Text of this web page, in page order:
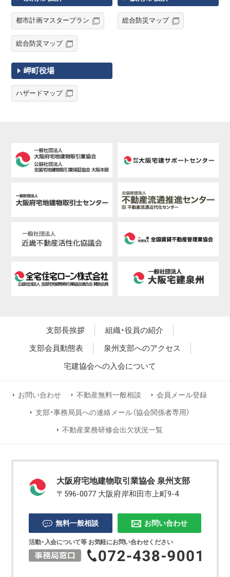
都市計画マスタープラン
総合防災マップ
総合防災マップ
岬町役場
ハザードマップ
支部長挨拶
組織・役員の紹介
支部会員動態表
泉州支部へのアクセス
宅建協会への入会について
お問い合わせ 不動産無料一般相談 会員メール登録
支部・事務局員への連絡メール（協会関係者専用）
不動産業務研修会出欠状況一覧
大阪府宅地建物取引業協会 泉州支部
〒596-0077 大阪府岸和田市上町9-4
無料一般相談 お問い合わせ
活動・入会について等 お気軽にお問い合わせください